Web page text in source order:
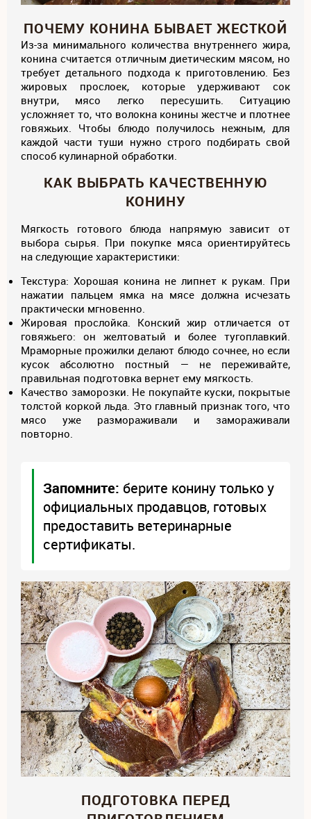
ПОЧЕМУ КОНИНА БЫВАЕТ ЖЕСТКОЙ
Из-за минимального количества внутреннего жира,
конина считается отличным диетическим мясом, но
требует детального подхода к приготовлению. Без
жировых прослоек, которые удерживают сок
внутри, мясо легко пересушить. Ситуацию
усложняет то, что волокна конины жестче и плотнее
говяжьих. Чтобы блюдо получилось нежным, для
каждой части туши нужно строго подбирать свой
способ кулинарной обработки.
КАК ВЫБРАТЬ КАЧЕСТВЕННУЮ
КОНИНУ
Мягкость готового блюда напрямую зависит от
выбора сырья. При покупке мяса ориентируйтесь
на следующие характеристики:
Текстура: Хорошая конина не липнет к рукам. При
нажатии пальцем ямка на мясе должна исчезать
практически мгновенно.
Жировая прослойка. Конский жир отличается от
говяжьего: он желтоватый и более тугоплавкий.
Мраморные прожилки делают блюдо сочнее, но если
кусок абсолютно постный — не переживайте,
правильная подготовка вернет ему мягкость.
Качество заморозки. Не покупайте куски, покрытые
толстой коркой льда. Это главный признак того, что
мясо уже размораживали и замораживали
повторно.
Запомните: берите конину только у
официальных продавцов, готовых
предоставить ветеринарные
сертификаты.
ПОДГОТОВКА ПЕРЕД